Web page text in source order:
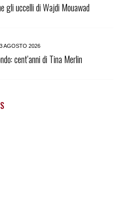
gli uccelli di Wajdi Mouawad
3 AGOSTO 2026
cent’anni di Tina Merlin